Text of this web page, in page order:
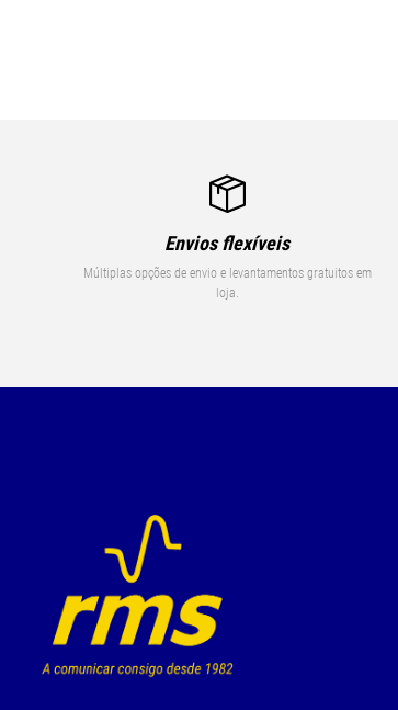
Envios flexíveis
Múltiplas opções de envio e levantamentos gratuitos em
loja.